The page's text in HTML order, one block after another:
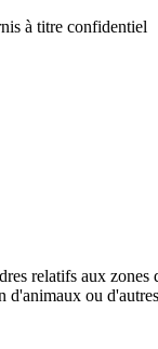
à titre confidentiel
relatifs aux zones
d'animaux ou